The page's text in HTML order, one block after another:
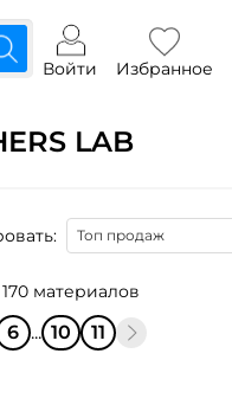
Войти Избранное
LAB
материалов
6 ... 10 11